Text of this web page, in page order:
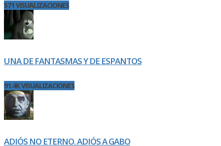
571 VISUALIZACIONES
UNA DE FANTASMAS Y DE ESPANTOS
91.4K VISUALIZACIONES
ADIÓS NO ETERNO. ADIÓS A GABO